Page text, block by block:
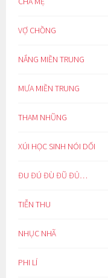
VỢ CHỒNG
NẮNG MIỀN TRUNG
MƯA MIỀN TRUNG
THAM NHŨNG
XÚI HỌC SINH NÓI DỐI
ĐU ĐÚ ĐÙ ĐŨ ĐỦ…
TIỄN THU
NHỤC NHÃ
PHI LÍ